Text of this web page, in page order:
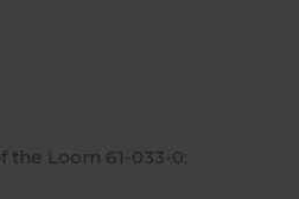
the Loom 61-033-0: